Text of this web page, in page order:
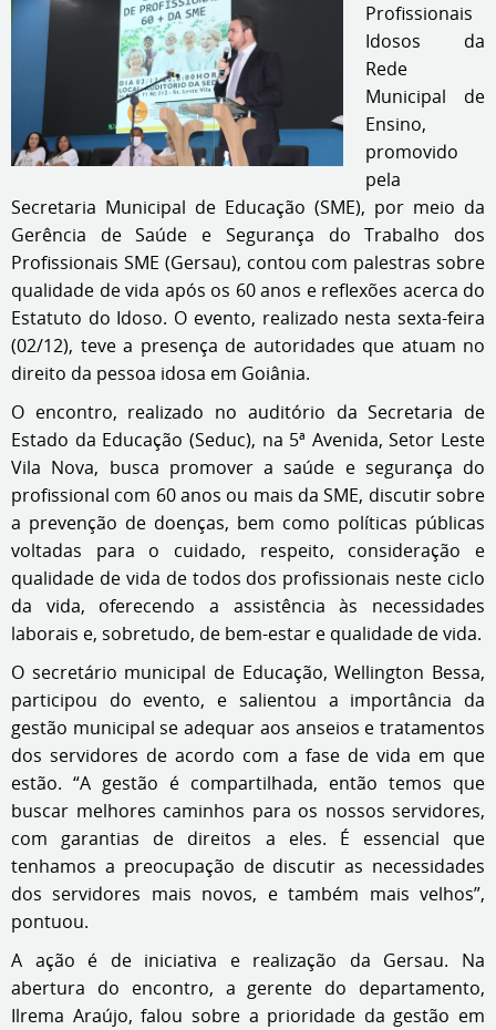
Profissionais
Idosos da
Rede
Municipal de
Ensino,
promovido
pela
Secretaria Municipal de Educação (SME), por meio da
Gerência de Saúde e Segurança do Trabalho dos
Profissionais SME (Gersau), contou com palestras sobre
qualidade de vida após os 60 anos e reflexões acerca do
Estatuto do Idoso. O evento, realizado nesta sexta-feira
(02/12), teve a presença de autoridades que atuam no
direito da pessoa idosa em Goiânia.
O encontro, realizado no auditório da Secretaria de
Estado da Educação (Seduc), na 5ª Avenida, Setor Leste
Vila Nova, busca promover a saúde e segurança do
profissional com 60 anos ou mais da SME, discutir sobre
a prevenção de doenças, bem como políticas públicas
voltadas para o cuidado, respeito, consideração e
qualidade de vida de todos dos profissionais neste ciclo
da vida, oferecendo a assistência às necessidades
laborais e, sobretudo, de bem-estar e qualidade de vida.
O secretário municipal de Educação, Wellington Bessa,
participou do evento, e salientou a importância da
gestão municipal se adequar aos anseios e tratamentos
dos servidores de acordo com a fase de vida em que
estão. “A gestão é compartilhada, então temos que
buscar melhores caminhos para os nossos servidores,
com garantias de direitos a eles. É essencial que
tenhamos a preocupação de discutir as necessidades
dos servidores mais novos, e também mais velhos”,
pontuou.
A ação é de iniciativa e realização da Gersau. Na
abertura do encontro, a gerente do departamento,
Ilrema Araújo, falou sobre a prioridade da gestão em